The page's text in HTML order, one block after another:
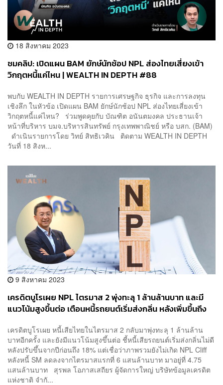
18 สิงหาคม 2023
ชมคลิป: เปิดแผน BAM ยักษ์นักช้อป NPL ส่องไทยเสี่ยงเข้า
วิกฤตหนี้แค่ไหน | WEALTH IN DEPTH #88
พบกับ WEALTH IN DEPTH รายการเศรษฐกิจ ธุรกิจ และการลงทุน
เชิงลึก ในหัวข้อ เปิดแผน BAM ยักษ์นักช้อป NPL ส่องไทยเสี่ยงเข้า
วิกฤตหนี้แค่ไหน? ร่วมพูดคุยกับ บัณฑิต อนันตมงคล ประธานเจ้า
หน้าที่บริหาร บมจ.บริหารสินทรัพย์ กรุงเทพพาณิชย์ หรือ บสก. (BAM)
ดำเนินรายการโดย วิทย์ สิทธิเวคิน ติดตาม WEALTH IN DEPTH
วันที่ 18 สิงห...
9 สิงหาคม 2023
เครดิตบูโรเผย NPL ไตรมาส 2 พุ่งทะลุ 1 ล้านล้านบาท และมี
แนวโน้มสูงขึ้นต่อ เตือนหนี้รถยนต์เริ่มส่งกลิ่น หลังเพิ่มขึ้นถึง
เครดิตบูโรเผย หนี้เสียไทยในไตรมาส 2 กลับมาพุ่งทะลุ 1 ล้านล้าน
บาทอีกครั้ง และยังมีแนวโน้มสูงขึ้นต่อ ชี้หนี้เสียรถยนต์เริ่มส่งกลิ่นไม่ดี
หลังปรับขึ้นจากปีก่อนถึง 18% แต่เชื่อว่าภาพรวมยังไม่เกิด NPL Cliff
หลังหนี้ SM ลดลงจากไตรมาสแรกที่​ 6 แสนล้านบาท​ มาอยู่ที่ 4.75
แสนล้านบาท สุรพล โอภาสเสถียร ผู้จัดการใหญ่ บริษัทข้อมูลเครดิต
แห่งชาติ จำกั...